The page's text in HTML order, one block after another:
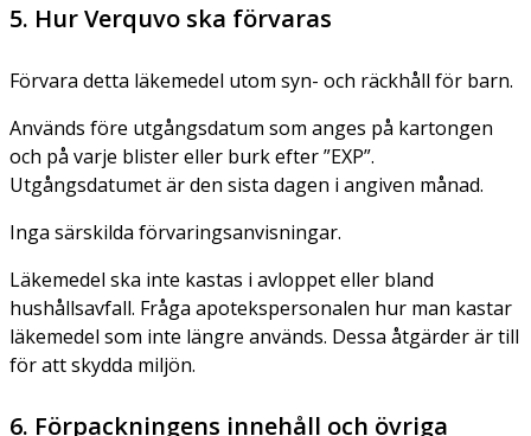
5. Hur Verquvo ska förvaras
Förvara detta läkemedel utom syn- och räckhåll för barn.
Används före utgångsdatum som anges på kartongen
och på varje blister eller burk efter ”EXP”.
Utgångsdatumet är den sista dagen i angiven månad.
Inga särskilda förvaringsanvisningar.
Läkemedel ska inte kastas i avloppet eller bland
hushållsavfall. Fråga apotekspersonalen hur man kastar
läkemedel som inte längre används. Dessa åtgärder är till
för att skydda miljön.
6. Förpackningens innehåll och övriga